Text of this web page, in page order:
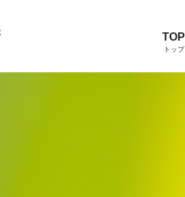
TOP
トップ